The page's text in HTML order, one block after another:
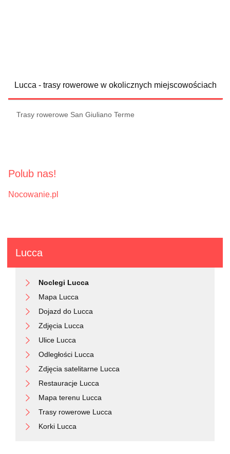
Lucca - trasy rowerowe w okolicznych miejscowościach
Trasy rowerowe San Giuliano Terme
Polub nas!
Nocowanie.pl
Lucca
Noclegi Lucca
Mapa Lucca
Dojazd do Lucca
Zdjęcia Lucca
Ulice Lucca
Odległości Lucca
Zdjęcia satelitarne Lucca
Restauracje Lucca
Mapa terenu Lucca
Trasy rowerowe Lucca
Korki Lucca